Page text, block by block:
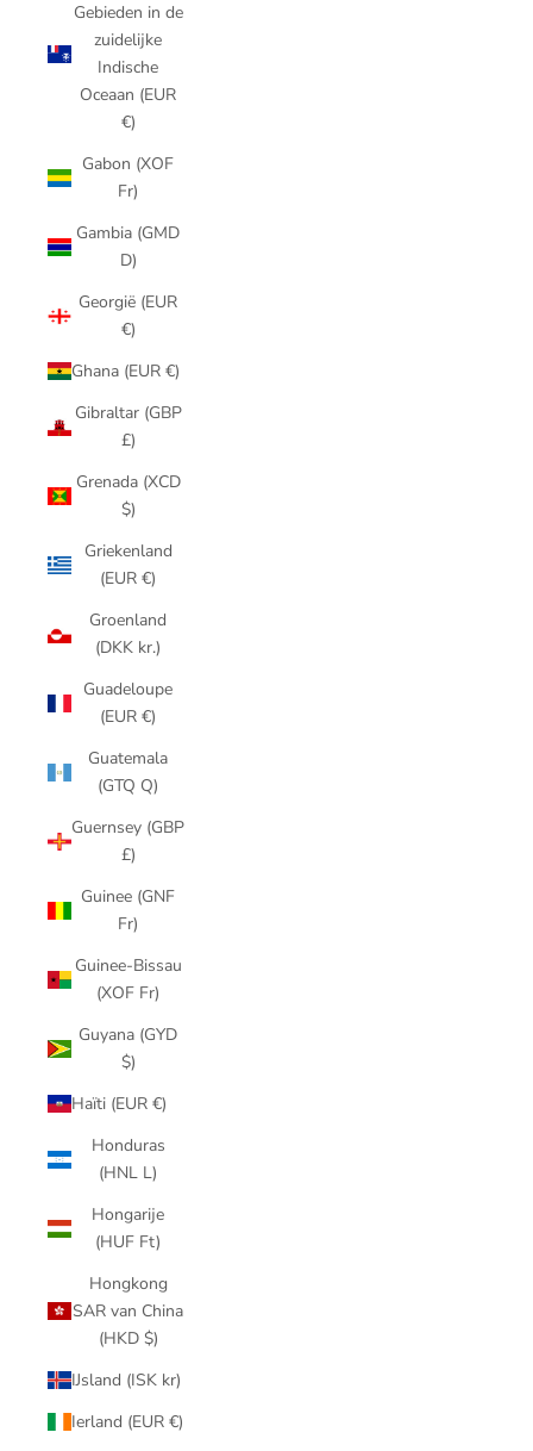
Gebieden in de
zuidelijke
Indische
Oceaan (EUR
€)
Gabon (XOF
Fr)
Gambia (GMD
D)
Georgië (EUR
€)
Ghana (EUR €)
Gibraltar (GBP
£)
Grenada (XCD
$)
Griekenland
(EUR €)
Groenland
(DKK kr.)
Guadeloupe
(EUR €)
Guatemala
(GTQ Q)
Guernsey (GBP
£)
Guinee (GNF
Fr)
Guinee-Bissau
(XOF Fr)
Guyana (GYD
$)
Haïti (EUR €)
Honduras
(HNL L)
Hongarije
(HUF Ft)
Hongkong
SAR van China
(HKD $)
IJsland (ISK kr)
Ierland (EUR €)